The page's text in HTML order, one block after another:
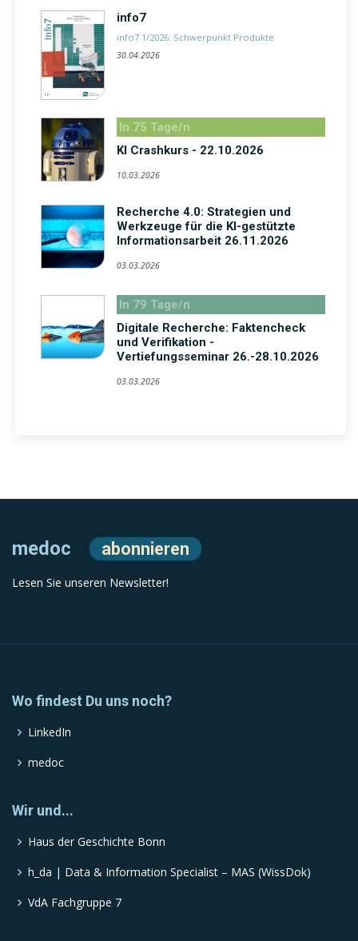
info7
info7 1/2026: Schwerpunkt Produkte
30.04.2026
In 75 Tage/n
KI Crashkurs - 22.10.2026
10.03.2026
Recherche 4.0: Strategien und
Werkzeuge für die KI-gestützte
Informationsarbeit 26.11.2026
03.03.2026
In 79 Tage/n
Digitale Recherche: Faktencheck
und Verifikation -
Vertiefungsseminar 26.-28.10.2026
03.03.2026
medoc abonnieren
Lesen Sie unseren Newsletter!
Wo findest Du uns noch?
LinkedIn
medoc
Wir und...
Haus der Geschichte Bonn
h_da | Data & Information Specialist – MAS (WissDok)
VdA Fachgruppe 7